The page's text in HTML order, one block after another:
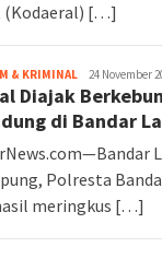
(Kodaeral) […]
& KRIMINAL Altarnews
24 November
Diajak
di Bandar
Polresta
meringkus […]